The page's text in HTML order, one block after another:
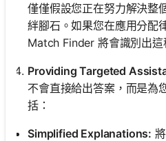
僅僅假設您正在努力解決整
絆腳石。如果您在應用分配
Match Finder 將會識別出這
Providing Targeted
不會直接給出答案，而是為
括：
Simplified Explanations: